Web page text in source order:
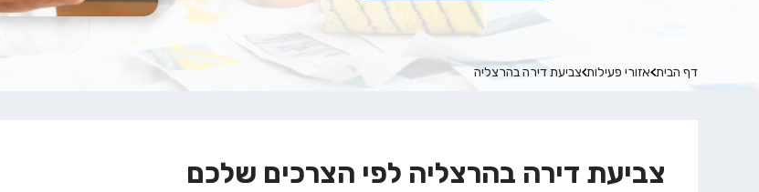
דף הבית אזורי פעילות צביעת דירה בהרצליה
צביעת דירה בהרצליה לפי הצרכים שלכם